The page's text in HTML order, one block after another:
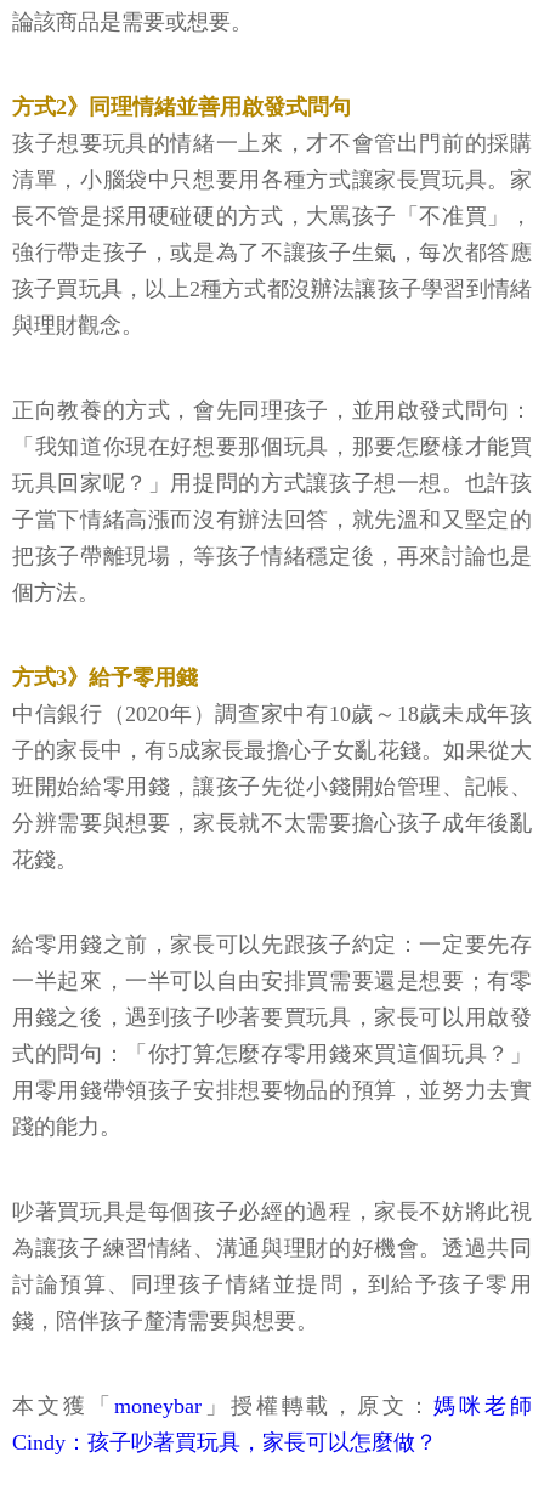
論該商品是需要或想要。
方式2》同理情緒並善用啟發式問句
孩子想要玩具的情緒一上來，才不會管出門前的採購
清單，小腦袋中只想要用各種方式讓家長買玩具。家
長不管是採用硬碰硬的方式，大罵孩子「不准買」，
強行帶走孩子，或是為了不讓孩子生氣，每次都答應
孩子買玩具，以上2種方式都沒辦法讓孩子學習到情緒
與理財觀念。
正向教養的方式，會先同理孩子，並用啟發式問句：
「我知道你現在好想要那個玩具，那要怎麼樣才能買
玩具回家呢？」用提問的方式讓孩子想一想。也許孩
子當下情緒高漲而沒有辦法回答，就先溫和又堅定的
把孩子帶離現場，等孩子情緒穩定後，再來討論也是
個方法。
方式3》給予零用錢
中信銀行（2020年）調查家中有10歲～18歲未成年孩
子的家長中，有5成家長最擔心子女亂花錢。如果從大
班開始給零用錢，讓孩子先從小錢開始管理、記帳、
分辨需要與想要，家長就不太需要擔心孩子成年後亂
花錢。
給零用錢之前，家長可以先跟孩子約定：一定要先存
一半起來，一半可以自由安排買需要還是想要；有零
用錢之後，遇到孩子吵著要買玩具，家長可以用啟發
式的問句：「你打算怎麼存零用錢來買這個玩具？」
用零用錢帶領孩子安排想要物品的預算，並努力去實
踐的能力。
吵著買玩具是每個孩子必經的過程，家長不妨將此視
為讓孩子練習情緒、溝通與理財的好機會。透過共同
討論預算、同理孩子情緒並提問，到給予孩子零用
錢，陪伴孩子釐清需要與想要。
本文獲「 moneybar」授權轉載，原文：媽咪老師
Cindy：孩子吵著買玩具，家長可以怎麼做？